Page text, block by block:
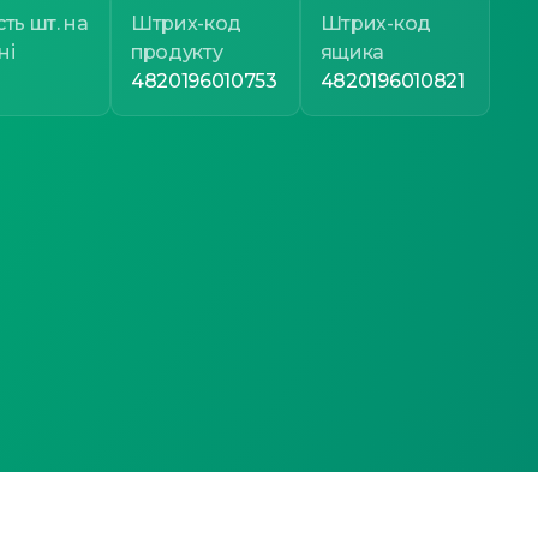
шт. на
Штрих-код
продукту
4820196010753
Штрих-код
ящика
4820196010821